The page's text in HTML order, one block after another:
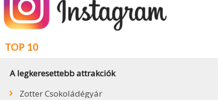
TOP 10
A legkeresettebb attrakciók
Zotter Csokoládégyár